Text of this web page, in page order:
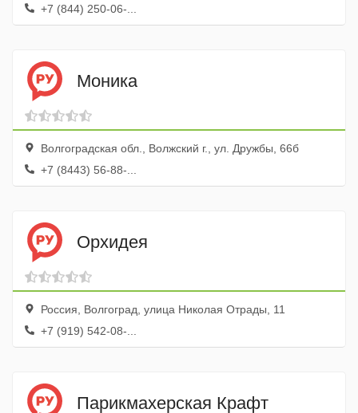
+7 (844) 250-06-...
Моника
Волгоградская обл., Волжский г., ул. Дружбы, 66б
+7 (8443) 56-88-...
Орхидея
Россия, Волгоград, улица Николая Отрады, 11
+7 (919) 542-08-...
Парикмахерская Крафт